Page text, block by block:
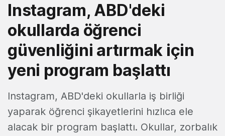
Instagram, ABD'deki
okullarda öğrenci
güvenliğini artırmak için
yeni program başlattı
Instagram, ABD'deki okullarla iş birliği
yaparak öğrenci şikayetlerini hızlıca ele
alacak bir program başlattı. Okullar, zorbalık